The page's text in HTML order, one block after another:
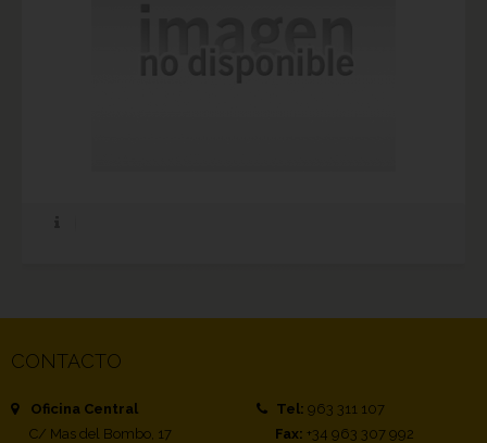
CONTACTO
Oficina Central
C/ Mas del Bombo, 17
Tel: 963 311 107
Fax: +34 963 307 992